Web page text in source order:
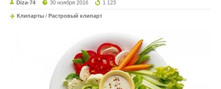
Diza-74 30 ноября 2016 1 123
Клипарты / Растровый клипарт